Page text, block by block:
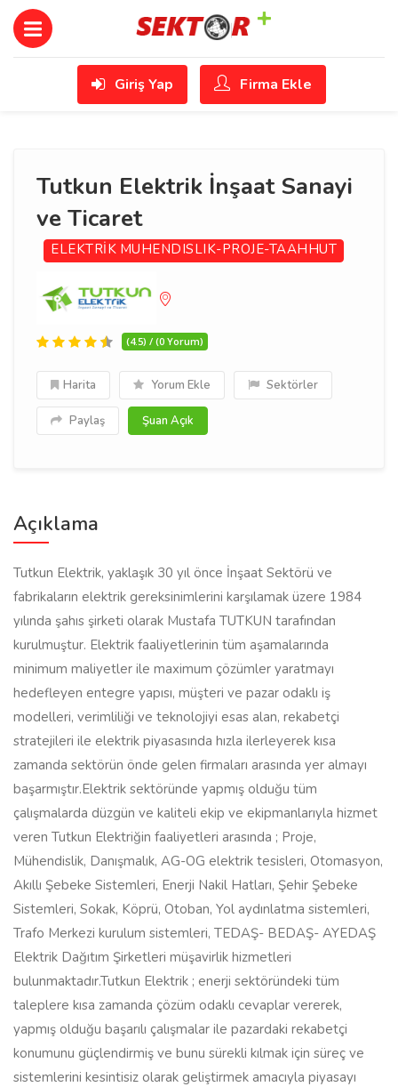
Giriş Yap Firma Ekle
Tutkun Elektrik İnşaat Sanayi
ve Ticaret
ELEKTRİK MUHENDISLIK-PROJE-TAAHHUT
(4.5) / (0 Yorum)
Harita Yorum Ekle Sektörler
Paylaş Şuan Açık
Açıklama
Tutkun Elektrik, yaklaşık 30 yıl önce İnşaat Sektörü ve
fabrikaların elektrik gereksinimlerini karşılamak üzere 1984
yılında şahıs şirketi olarak Mustafa TUTKUN tarafından
kurulmuştur. Elektrik faaliyetlerinin tüm aşamalarında
minimum maliyetler ile maximum çözümler yaratmayı
hedefleyen entegre yapısı, müşteri ve pazar odaklı iş
modelleri, verimliliği ve teknolojiyi esas alan, rekabetçi
stratejileri ile elektrik piyasasında hızla ilerleyerek kısa
zamanda sektörün önde gelen firmaları arasında yer almayı
başarmıştır.Elektrik sektöründe yapmış olduğu tüm
çalışmalarda düzgün ve kaliteli ekip ve ekipmanlarıyla hizmet
veren Tutkun Elektriğin faaliyetleri arasında ; Proje,
Mühendislik, Danışmalık, AG-OG elektrik tesisleri, Otomasyon,
Akıllı Şebeke Sistemleri, Enerji Nakil Hatları, Şehir Şebeke
Sistemleri, Sokak, Köprü, Otoban, Yol aydınlatma sistemleri,
Trafo Merkezi kurulum sistemleri, TEDAŞ- BEDAŞ- AYEDAŞ
Elektrik Dağıtım Şirketleri müşavirlik hizmetleri
bulunmaktadır.Tutkun Elektrik ; enerji sektöründeki tüm
taleplere kısa zamanda çözüm odaklı cevaplar vererek,
yapmış olduğu başarılı çalışmalar ile pazardaki rekabetçi
konumunu güçlendirmiş ve bunu sürekli kılmak için süreç ve
sistemlerini kesintisiz olarak geliştirmek amacıyla piyasayı